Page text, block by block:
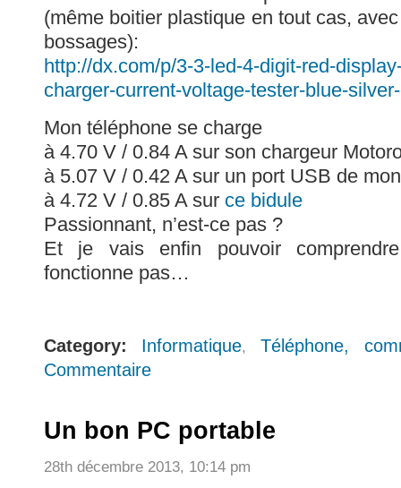
(même boitier plastique en tout cas,
bossages):
http://dx.com/p/3-3-led-4-digit-red-
charger-current-voltage-tester-blue-
Mon téléphone se charge
à 4.70 V / 0.84 A sur son chargeur
à 5.07 V / 0.42 A sur un port USB de
à 4.72 V / 0.85 A sur ce bidule
Passionnant, n’est-ce pas ?
Et je vais enfin pouvoir
fonctionne pas…
Category: Informatique,Téléphone,
Commentaire
Un bon PC portable
28th décembre 2013, 10:14 pm